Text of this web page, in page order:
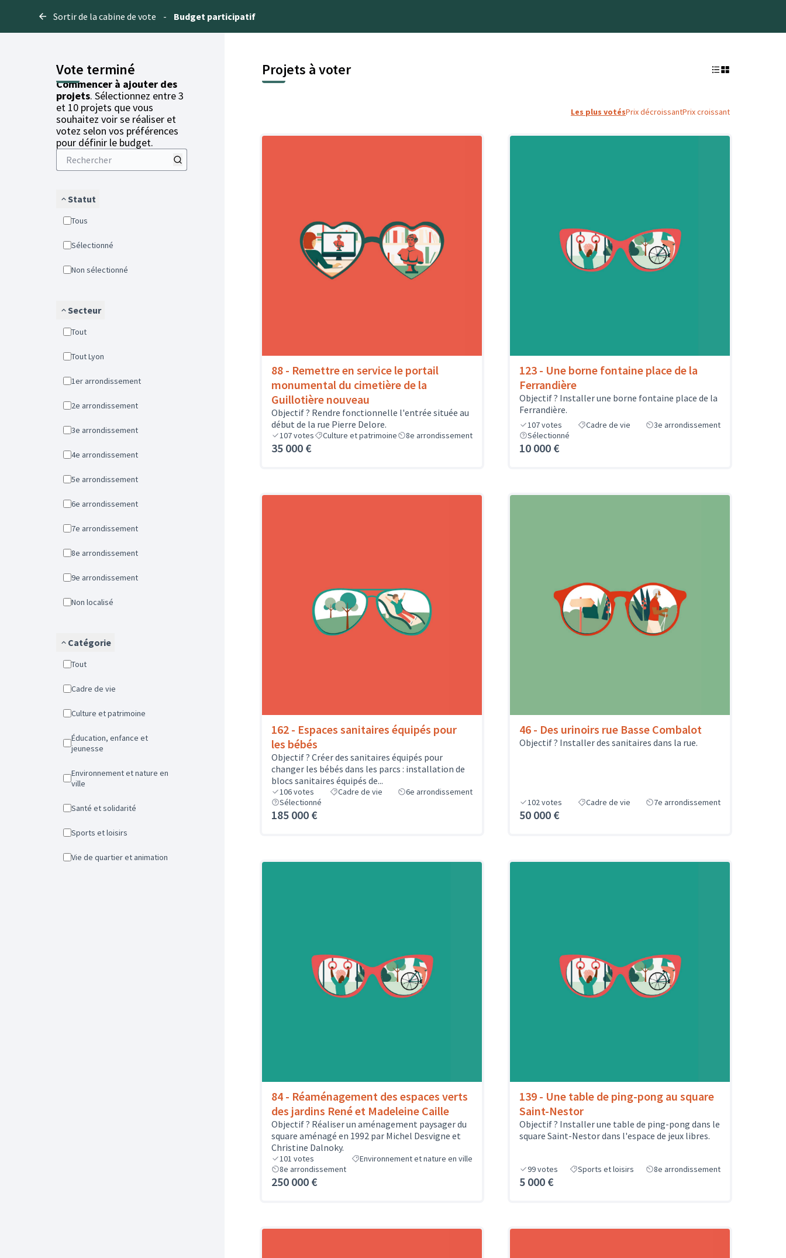
Sortir de la cabine de vote - Budget participatif
Vote terminé
Commencer à ajouter des
projets. Sélectionnez entre 3
et 10 projets que vous
souhaitez voir se réaliser et
votez selon vos préférences
pour définir le budget.
Statut
Tous
Sélectionné
Non sélectionné
Secteur
Tout
Tout Lyon
1er arrondissement
2e arrondissement
3e arrondissement
4e arrondissement
5e arrondissement
6e arrondissement
7e arrondissement
8e arrondissement
9e arrondissement
Non localisé
Catégorie
Tout
Cadre de vie
Culture et patrimoine
Éducation, enfance et
jeunesse
Environnement et nature en
ville
Santé et solidarité
Sports et loisirs
Vie de quartier et animation
Projets à voter
Les plus votésPrix décroissantPrix croissant
88 - Remettre en service le portail
monumental du cimetière de la
Guillotière nouveau
Objectif ? Rendre fonctionnelle l'entrée située au
début de la rue Pierre Delore.
107votes Culture et patrimoine 8e arrondissement
35 000 €
123 - Une borne fontaine place de la
Ferrandière
Objectif ? Installer une borne fontaine place de la
Ferrandière.
107votes Cadre de vie
3e arrondissement
Sélectionné
10 000 €
162 - Espaces sanitaires équipés pour
les bébés
Objectif ? Créer des sanitaires équipés pour
changer les bébés dans les parcs : installation de
blocs sanitaires équipés de...
106votes Cadre de vie
6e arrondissement
Sélectionné
185 000 €
46 - Des urinoirs rue Basse Combalot
Objectif ? Installer des sanitaires dans la rue.
102votes Cadre de vie 7e arrondissement
50 000 €
84 - Réaménagement des espaces verts
des jardins René et Madeleine Caille
Objectif ? Réaliser un aménagement paysager du
square aménagé en 1992 par Michel Desvigne et
Christine Dalnoky.
101 votes
Environnement et nature en ville
8e arrondissement
250 000 €
139 - Une table de ping-pong au square
Saint-Nestor
Objectif ? Installer une table de ping-pong dans le
square Saint-Nestor dans l'espace de jeux libres.
99votes Sports et loisirs 8e arrondissement
5 000 €